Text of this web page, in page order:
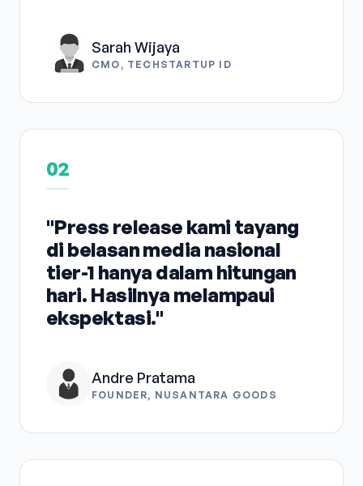
Sarah Wijaya
CMO, TECHSTARTUP ID
02
"Press release kami tayang
di belasan media nasional
tier-1 hanya dalam hitungan
hari. Hasilnya melampaui
ekspektasi."
Andre Pratama
FOUNDER, NUSANTARA GOODS